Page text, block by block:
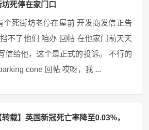
坊死停在家门口
个死街坊老停在屋前 开发商发信正告
不了他们 咱办 回帖 在他家门前天天
信给他，这个是正式的投诉。 不行的
cone 回帖 哎呀，我 ...
转载】英国新冠死亡率降至0.03%，